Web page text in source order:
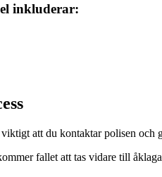
inkluderar:
att du kontaktar polisen och
fallet att tas vidare till